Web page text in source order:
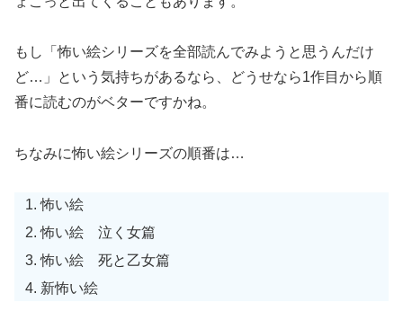
もし「怖い絵シリーズを全部読んでみようと思うんだけ
ど…」という気持ちがあるなら、どうせなら1作目から順
番に読むのがベターですかね。
ちなみに怖い絵シリーズの順番は…
怖い絵
怖い絵 泣く女篇
怖い絵 死と乙女篇
新怖い絵